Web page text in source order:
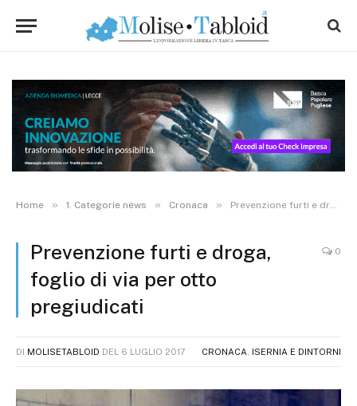
Home » 1. Categorie news » Cronaca » Prevenzione furti e droga, foglio di via per otto pregiudicati
Prevenzione furti e droga,
foglio di via per otto
pregiudicati
0
DI MOLISETABLOID DEL 6 LUGLIO 2017 CRONACA ISERNIA E DINTORNI